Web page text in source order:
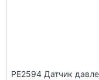
PE2594 Датчик